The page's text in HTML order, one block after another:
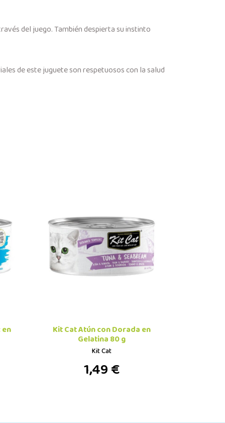
del juego. También despierta su instinto
de este juguete son respetuosos con la salud
Kit Cat Atún con Dorada en
Gelatina 80 g
Kit Cat
1,49 €